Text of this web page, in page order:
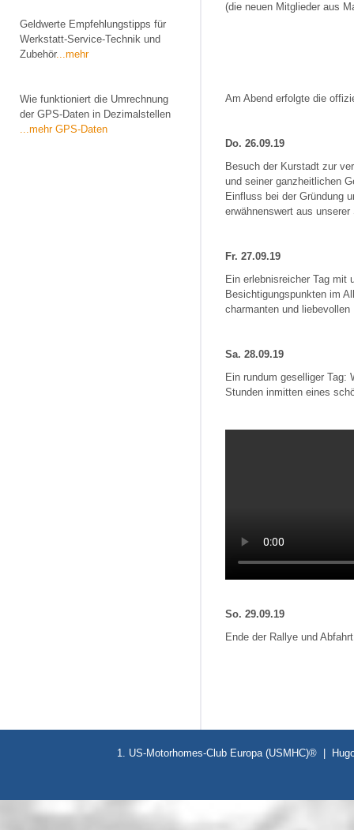
Geldwerte Empfehlungstipps für
Werkstatt-Service-Technik und
Zubehör...mehr
Wie funktioniert die Umrechnung
der GPS-Daten in Dezimalstellen
...mehr GPS-Daten
(die neuen Mitglieder aus
Am Abend erfolgte die
Do. 26.09.19
Besuch der Kurstadt zur
und seiner ganzheitlichen
Einfluss bei der Gründung
erwähnenswert aus
Fr. 27.09.19
Ein erlebnisreicher Tag mit
Besichtigungspunkten im
charmanten und
Sa. 28.09.19
Ein rundum geselliger Tag:
Stunden inmitten eines
So. 29.09.19
Ende der Rallye und
1. US-Motorhomes-Club Europa (USMHC)® |